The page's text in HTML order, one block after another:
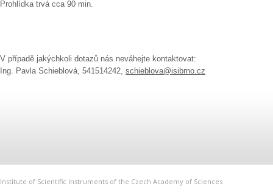
Prohlídka trvá cca 90 min.
V případě jakýchkoli dotazů nás neváhejte kontaktovat:
Ing. Pavla Schieblová, 541514242, schieblova@isibrno.cz
Institute of Scientific Instruments of the Czech Academy of Sciences